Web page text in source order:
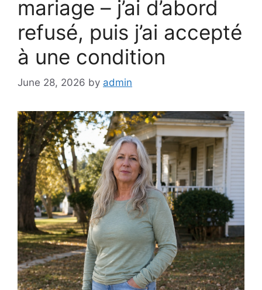
mariage – j’ai d’abord
refusé, puis j’ai accepté
à une condition
June 28, 2026 by admin